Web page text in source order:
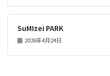
SuMIzei PARK
2026年4月24日